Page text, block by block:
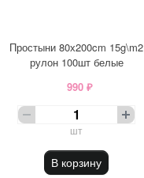
Простыни 80х200cm 15g\m2
рулон 100шт белые
990 ₽
шт
В корзину